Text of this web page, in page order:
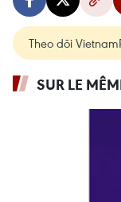
Theo dõi
SUR LE